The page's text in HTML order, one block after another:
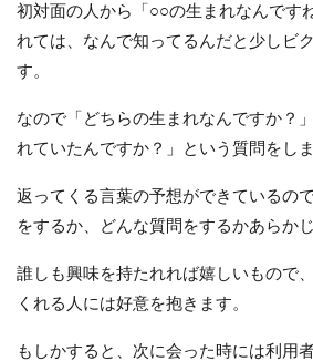
初対面の人から「○○の生まれなんです
れては、なんで知ってるんだと少しビ
す。
なので「どちらの生まれなんですか？
れていたんですか？」という質問をしま
返ってくる言葉の予想ができているの
をするか、どんな質問をするかあらか
誰しも興味を持たれれば嬉しいもので
くれる人には好意を抱きます。
もしかすると、次に会った時には利用